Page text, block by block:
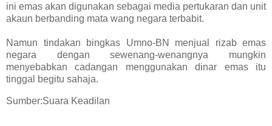
ini emas akan digunakan sebagai media pertukaran dan unit
akaun berbanding mata wang negara terbabit.
Namun tindakan bingkas Umno-BN menjual rizab emas
negara dengan sewenang-wenangnya mungkin
menyebabkan cadangan menggunakan dinar emas itu
tinggal begitu sahaja.
Sumber:Suara Keadilan